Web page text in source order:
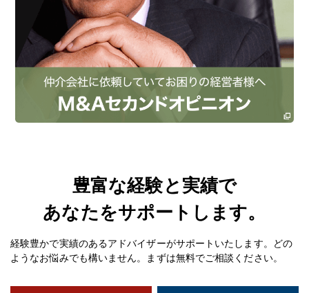
豊富な経験と実績で
あなたをサポートします。
経験豊かで実績のあるアドバイザーがサポートいたします。どの
ようなお悩みでも構いません。まずは無料でご相談ください。